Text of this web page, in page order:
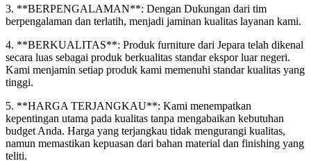
3. **BERPENGALAMAN**: Dengan Dukungan dari tim
berpengalaman dan terlatih, menjadi jaminan kualitas layanan kami.
4. **BERKUALITAS**: Produk furniture dari Jepara telah dikenal
secara luas sebagai produk berkualitas standar ekspor luar negeri.
Kami menjamin setiap produk kami memenuhi standar kualitas yang
tinggi.
5. **HARGA TERJANGKAU**: Kami menempatkan
kepentingan utama pada kualitas tanpa mengabaikan kebutuhan
budget Anda. Harga yang terjangkau tidak mengurangi kualitas,
namun memastikan kepuasan dari bahan material dan finishing yang
teliti.